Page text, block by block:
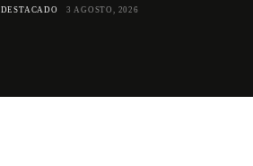
DESTACADO 3 AGOSTO, 2026